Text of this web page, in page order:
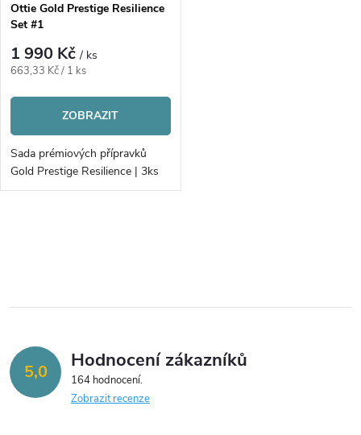
Ottie Gold Prestige Resilience
Set #1
1 990 Kč/ ks
Měrná
663,33 Kč / 1 ks
ZOBRAZIT
Sada prémiových přípravků
Gold Prestige Resilience | 3ks
l
d
a
5,0 Hodnocení zákazníků
164 hodnocení
Zobrazit recenze